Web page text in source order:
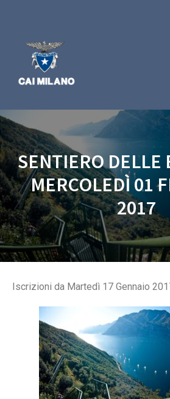
SENTIERO DELLE
MERCOLEDÌ 01
2017
Iscrizioni da Martedì 17 Gennaio